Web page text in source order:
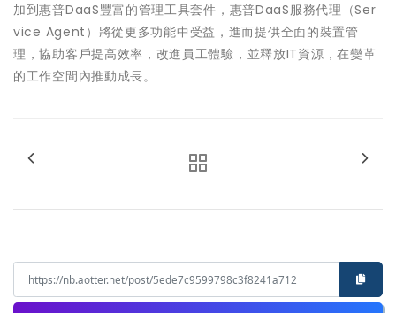
加到惠普DaaS豐富的管理工具套件，惠普DaaS服務代理（Ser
vice Agent）將從更多功能中受益，進而提供全面的裝置管
理，協助客戶提高效率，改進員工體驗，並釋放IT資源，在變革
的工作空間內推動成長。